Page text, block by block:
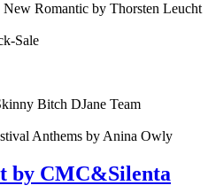
New Romantic by Thorsten Leucht
Sale
Bitch DJane Team
Anthems by Anina Owly
by CMC&Silenta